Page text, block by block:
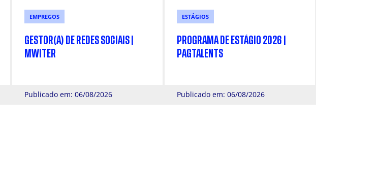
EMPREGOS
GESTOR(A) DE REDES SOCIAIS |
MWITER
Publicado em: 06/08/2026
ESTÁGIOS
PROGRAMA DE ESTÁGIO 2026 |
PAGTALENTS
Publicado em: 06/08/2026